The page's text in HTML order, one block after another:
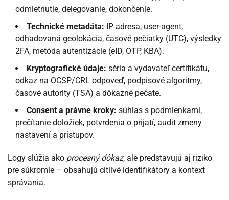
odmietnutie, delegovanie, dokončenie.
Technické metadáta: IP adresa, user-agent,
odhadovaná geolokácia, časové pečiatky (UTC), výsledky
2FA, metóda autentizácie (eID, OTP, KBA).
Kryptografické údaje: séria a vydavateľ certifikátu,
odkaz na OCSP/CRL odpoveď, podpisové algoritmy,
časové autority (TSA) a dôkazné pečate.
Consent a právne kroky: súhlas s podmienkami,
prečítanie doložiek, potvrdenia o prijatí, audit zmeny
nastavení a prístupov.
Logy slúžia ako procesný dôkaz, ale predstavujú aj riziko
pre súkromie – obsahujú citlivé identifikátory a kontext
správania.